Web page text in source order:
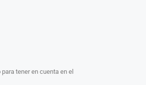
tener en cuenta en el